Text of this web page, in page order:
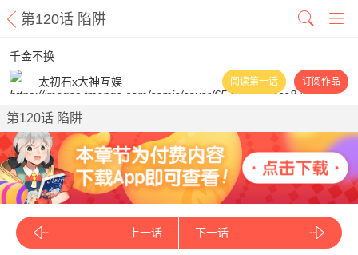
第120话 陷阱
千金不换
太初石x大神互娱
阅读第一话 订阅作品
第120话 陷阱
上一话 下一话